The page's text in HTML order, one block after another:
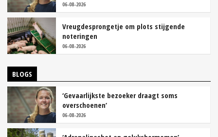
06-08-2026
Vreugdesprongetje om plots stijgende
noteringen
06-08-2026
BLOGS
‘Gevaarlijkste bezoeker draagt soms
overschoenen’
06-08-2026